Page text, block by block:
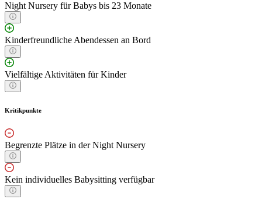
Night Nursery für Babys bis 23 Monate
Kinderfreundliche Abendessen an Bord
Vielfältige Aktivitäten für Kinder
Kritikpunkte
Begrenzte Plätze in der Night Nursery
Kein individuelles Babysitting verfügbar